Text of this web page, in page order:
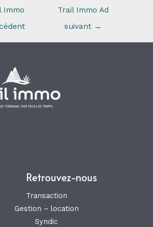
Immo
Trail Immo Ad
suivant →
Retrouvez-nous
Transaction
Gestion – location
Syndic